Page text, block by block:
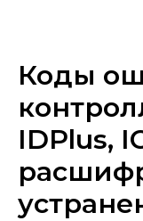
Коды
IDPlus,